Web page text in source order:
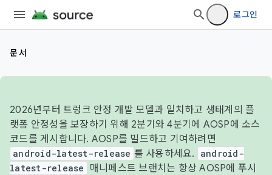
로그인
문서
2026년부터 트렁크 안정 개발 모델과 일치하고 생태계의 플
랫폼 안정성을 보장하기 위해 2분기와 4분기에 AOSP에 소스
코드를 게시합니다. AOSP를 빌드하고 기여하려면
android-latest-release 를 사용하세요.
android-
latest-release
매니페스트 브랜치는 항상 AOSP에 푸시